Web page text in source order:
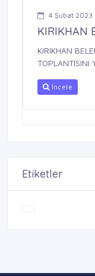
4 Şubat
KIRIKHAN
KIRIKHAN
TOPLANTISINI
İncele
Etiketler